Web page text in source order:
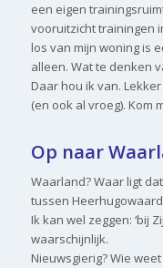
een eigen
vooruitzicht trainingen
los van mijn woning is
alleen. Wat te denken
Daar hou ik van.
(en ook al vroeg). Kom
Op naar
Waarland? Waar ligt
tussen
Ik kan wel zeggen: ‘bij
waarschijnlijk.
Nieuwsgierig? Wie